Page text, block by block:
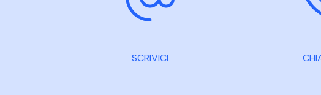
SCRIVICI